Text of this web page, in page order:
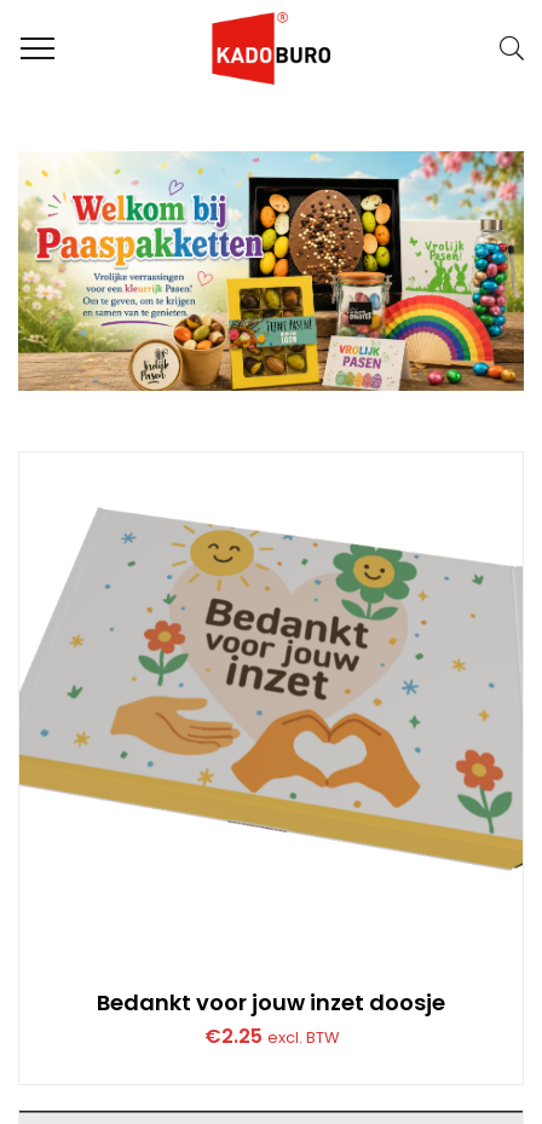
Naam (A-Z) FILTER
Bedankt voor jouw inzet doosje
€2.25 excl. BTW